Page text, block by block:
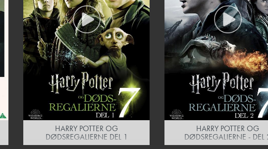
HARRY POTTER OG
DØDSREGALIERNE DEL 1
HARRY POTTER OG
DØDSREGALIERNE - DEL